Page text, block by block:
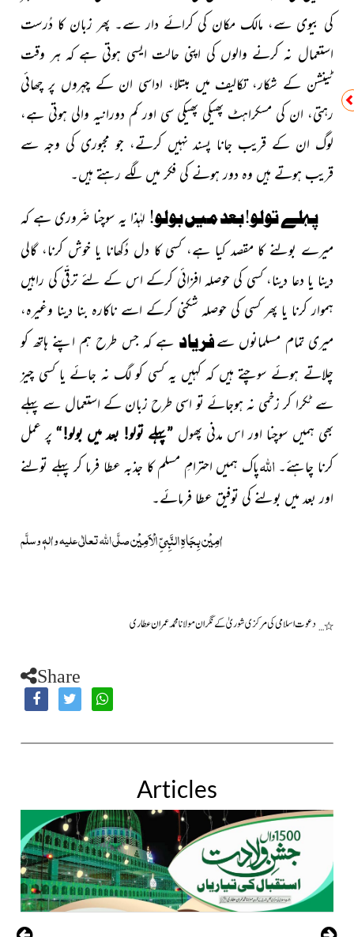
کی بیوی سے، مالک مکان کی کرائے دار سے۔ پھر زبان کا دُرست
استعمال نہ کرنے والوں کی اپنی حالت ایسی ہوتی ہے کہ ہر وقت
ٹینشن کے شکار، تکالیف میں مبتلا، اداسی ان کے چہروں پر چھائی
رہتی، ان کی مسکراہٹ پھیکی پھیکی سی اور کم دورانیہ والی ہوتی ہے،
لوگ ان کے قریب جانا پسند نہیں کرتے، جو مجبوری کی وجہ سے
قریب ہوتے ہیں وہ دور ہونے کی فکر میں لگے رہتے ہیں۔
پہلے تولو! بعد میں بولو! لہٰذا یہ سوچنا ضَروری ہے کہ
میرے بولنے کا مقصد کیا ہے، کسی کا دل دُکھانا یا خوش کرنا، گالی
دینا یا دعا دینا، کسی کی حوصلہ افزائی کرکے اس کے لئے ترقّی کی راہیں
ہموار کرنا یا پھر کسی کی حوصلہ شکنی کرکے اسے ناکارہ بنا دینا وغیرہ،
میری تمام مسلمانوں سےفریاد ہےکہ جس طرح ہم اپنے ہاتھ کو
چلاتے ہوئے سوچتے ہیں کہ کہیں یہ کسی کو لگ نہ جائے یا کسی چیز
سے ٹکرا کر زخمی نہ ہوجائے تو اسی طرح زبان کے استعمال سے پہلے
بھی ہمیں سوچنا اور اس مدنی پھول ”پہلے تولو! بعد میں بولو!“پر عمل
کرنا چاہئے۔ اللہپاک ہمیں احترامِ مسلم کا جذبہ عطا فرما کر پہلے تولنے
اور بعد میں بولنے کی توفیق عطا فرمائے۔
اٰمِیْن بِجَاہِ النَّبِیِّ الْاَمِیْنصلَّی اللہ تعالٰی علیہ واٰلہٖ وسلَّم
٭…دعوت اسلامی کی مرکزی شوریٰ کے نگران مولانا محمد عمران عطاری
Share
Articles